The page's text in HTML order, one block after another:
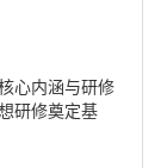
心内涵与研修
研修奠定基